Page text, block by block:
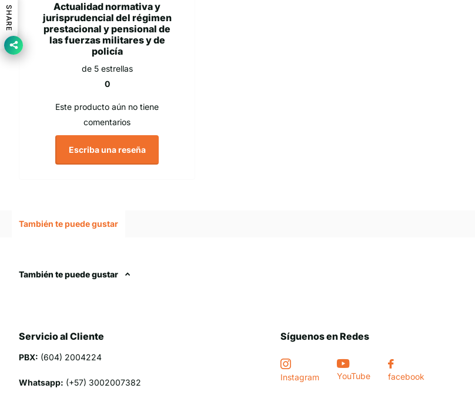
Actualidad normativa y
jurisprudencial del régimen
prestacional y pensional de
las fuerzas militares y de
policía
0
de 5 estrellas
Este producto aún no tiene
comentarios
Escriba una reseña
También te puede gustar
También te puede gustar
Servicio al Cliente
PBX: (604) 2004224
Whatsapp: (+57) 3002007382
Síguenos en Redes
Instagram YouTube facebook
SHARE